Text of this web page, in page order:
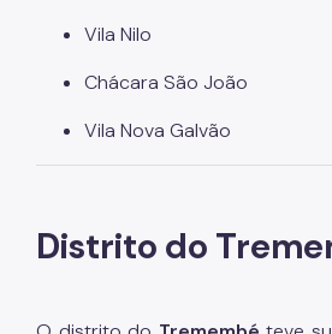
Vila Nilo
Chácara São João
Vila Nova Galvão
Distrito do